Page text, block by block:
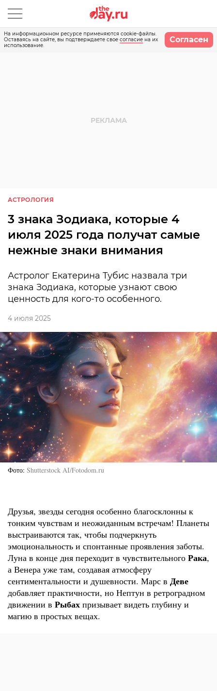
На информационном ресурсе применяются cookie-файлы.
Оставаясь на сайте, вы подтверждаете свое согласие на их
использование.
Согласен
АСТРОЛОГИЯ
3 знака Зодиака, которые 4
июля 2025 года получат самые
нежные знаки внимания
Астролог Екатерина Тубис назвала три
знака Зодиака, которые узнают свою
ценность для кого-то особенного.
4 июля 2025
Фото Shutterstock AI/Fotodom.ru
Друзья, звезды сегодня особенно благосклонны к
тонким чувствам и неожиданным встречам! Планеты
выстраиваются так, чтобы подчеркнуть
эмоциональность и спонтанные проявления заботы.
Луна в конце дня переходит в чувствительного Рака,
а Венера уже там, создавая атмосферу
сентиментальности и душевности. Марс в Деве
добавляет практичности, но Нептун в ретроградном
движении в Рыбах призывает видеть глубину и
магию в простых вещах.